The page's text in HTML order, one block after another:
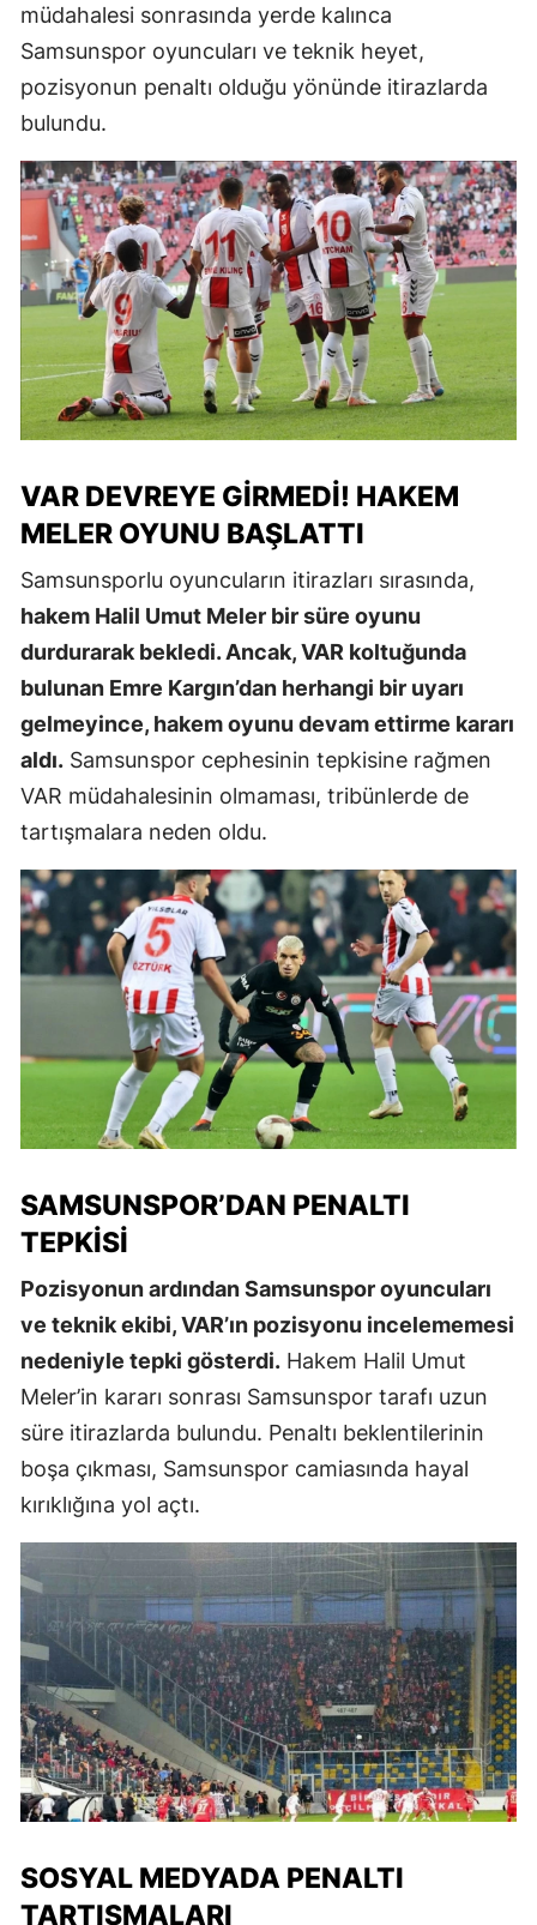
müdahalesi sonrasında yerde kalınca
Samsunspor oyuncuları ve teknik heyet,
pozisyonun penaltı olduğu yönünde itirazlarda
bulundu.
VAR DEVREYE GIRMEDI! HAKEM
MELER OYUNU BAŞLATTI
Samsunsporlu oyuncuların itirazları sırasında,
hakem Halil Umut Meler bir süre oyunu
durdurarak bekledi. Ancak, VAR koltuğunda
bulunan Emre Kargın’dan herhangi bir uyarı
gelmeyince, hakem oyunu devam ettirme kararı
aldı. Samsunspor cephesinin tepkisine rağmen
VAR müdahalesinin olmaması, tribünlerde de
tartışmalara neden oldu.
SAMSUNSPOR’DAN PENALTI
TEPKISI
Pozisyonun ardından Samsunspor oyuncuları
ve teknik ekibi, VAR’ın pozisyonu incelememesi
nedeniyle tepki gösterdi. Hakem Halil Umut
Meler’in kararı sonrası Samsunspor tarafı uzun
süre itirazlarda bulundu. Penaltı beklentilerinin
boşa çıkması, Samsunspor camiasında hayal
kırıklığına yol açtı.
SOSYAL MEDYADA PENALTI
TARTIŞMALARI